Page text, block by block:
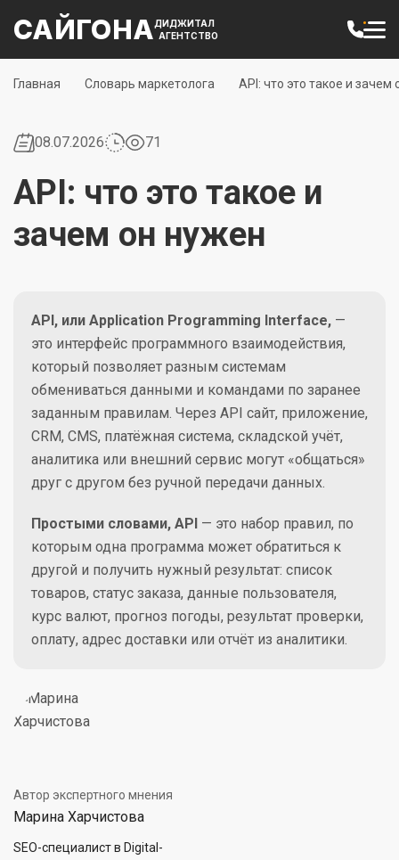
САЙГОНАДИДЖИТАЛ
АГЕНТСТВО
Главная Словарь маркетолога API: что это такое и зачем
API: что это такое и
зачем он нужен
08.07.2026 71
API, или Application Programming Interface, —
это интерфейс программного взаимодействия,
который позволяет разным системам
обмениваться данными и командами по заранее
заданным правилам. Через API сайт, приложение,
CRM, CMS, платёжная система, складской учёт,
аналитика или внешний сервис могут «общаться»
друг с другом без ручной передачи данных.
Простыми словами, API — это набор правил, по
которым одна программа может обратиться к
другой и получить нужный результат: список
товаров, статус заказа, данные пользователя,
курс валют, прогноз погоды, результат проверки,
оплату, адрес доставки или отчёт из аналитики.
Автор экспертного мнения
Марина Харчистова
SEO-специалист в Digital-